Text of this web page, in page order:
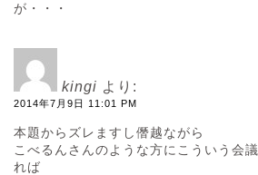
が・・・
kingi より:
2014年7月9日 11:01 PM
本題からズレますし僭越ながら
こべるんさんのような方にこういう会
れば